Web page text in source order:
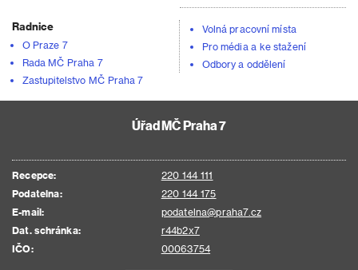
Radnice
O Praze 7
Rada MČ Praha 7
Zastupitelstvo MČ Praha 7
Volná pracovní místa
Pro média a ke stažení
Odbory a oddělení
Úřad MČ Praha 7
Recepce:
220 144 111
Podatelna:
220 144 175
E-mail:
podatelna@praha7.cz
Dat. schránka:
r44b2x7
IČO:
00063754